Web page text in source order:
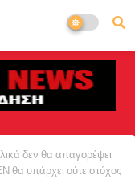
δεν θα απαγορέψει
θα υπάρχει ούτε στόχος